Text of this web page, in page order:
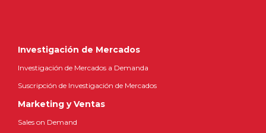
Investigación de Mercados
Investigación de Mercados a Demanda
Suscripción de Investigación de Mercados
Marketing y Ventas
Sales on Demand